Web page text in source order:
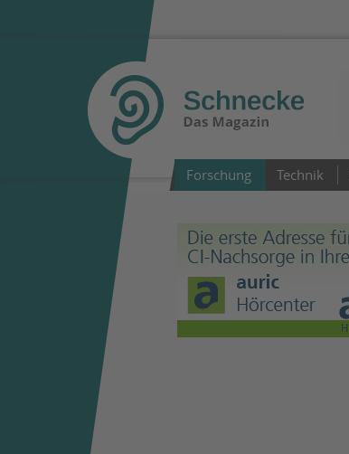
Forschung Technik